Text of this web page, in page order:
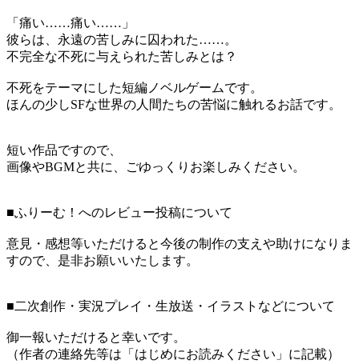
「痛い……痛い……」
彼らは、永遠の苦しみに囚われた……。
不完全な不死に与えられた苦しみとは？
不死をテーマにした短編ノベルゲームです。
ほんの少しSFな世界の人間たちの苦悩に触れるお話です。
短い作品ですので、
画像やBGMと共に、ごゆっくりお楽しみください。
■ふりーむ！へのレビュー投稿について
意見・感想等いただけると今後の制作の支えや助けになりま
すので、是非お願いいたします。
■二次創作・実況プレイ・生放送・イラストなどについて
御一報いただけると幸いです。
（作者の連絡先等は「はじめにお読みください」に記載）